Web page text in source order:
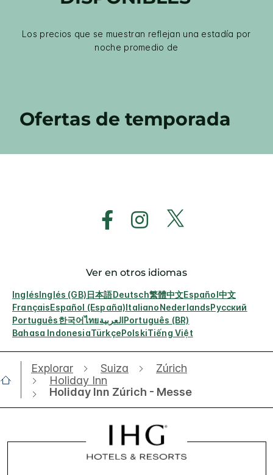
Los precios que se muestran reflejan una estadía por
noche promedio de
Ofertas de temporada
Ver en otros idiomas
InglésInglés (GB)日本語Deutsch繁體中文Español中文
FrançaisEspañol (España)ItalianoNederlandsРусский
Português한국어ไทยالعربيةPortuguês (BR)
Bahasa IndonesiaTürkçePolskiTiếng Việt
Explorar Suiza
Zúrich
Holiday Inn
Holiday Inn Zúrich - Messe